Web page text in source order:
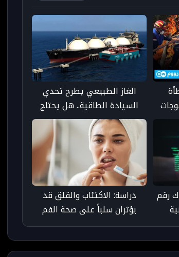
الغاز الطبيعي يطرح تحدي
السيادة الطاقية.. هل يحتاج
المغرب إلى بنية تحتية مستقلة؟
رقم
دراسة: الاكتئاب والقلق قد
يؤثران سلباً على صحة الفم
والأسنان